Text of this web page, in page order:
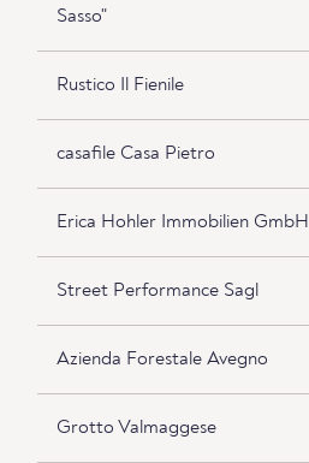
Sasso"
Rustico Il Fienile
casafile Casa Pietro
Erica Hohler Immobilien GmbH
Street Performance Sagl
Azienda Forestale Avegno
Grotto Valmaggese